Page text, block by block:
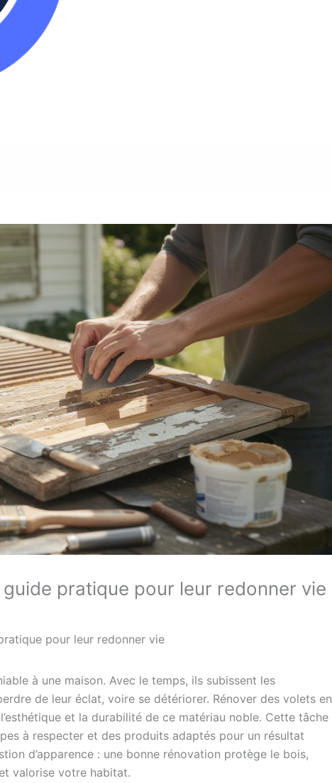
pratique pour leur redonner vie
pour leur redonner vie
à une maison. Avec le temps, ils subissent les
de leur éclat, voire se détériorer. Rénover des volets en
et la durabilité de ce matériau noble. Cette tâche
à respecter et des produits adaptés pour un résultat
d’apparence : une bonne rénovation protège le bois,
valorise votre habitat.